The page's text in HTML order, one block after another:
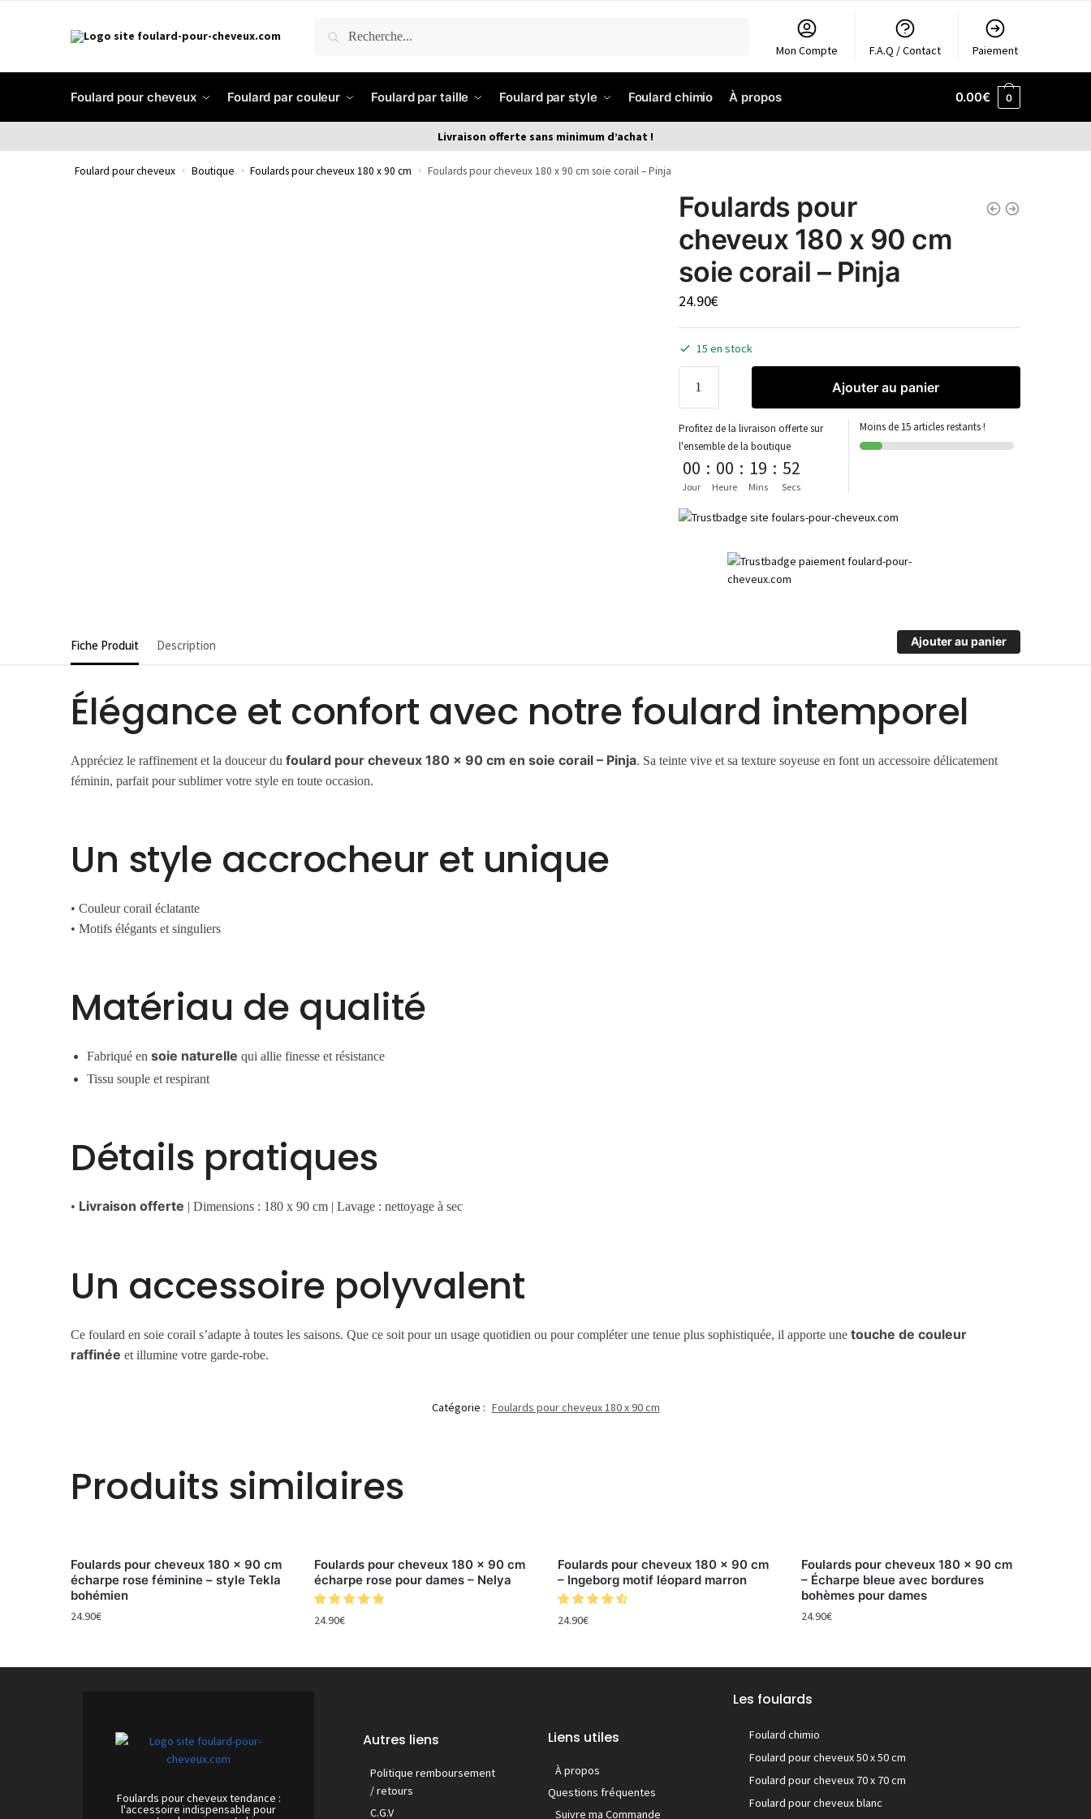
RECHERCHE
Mon Compte F.A.Q / Contact Paiement
Foulard pour cheveux Foulard par couleur Foulard par taille Foulard par style Foulard chimio À propos 0.00€ 0
Livraison offerte sans minimum d’achat !
Foulard pour cheveux » Boutique » Foulards pour cheveux 180 x 90 cm » Foulards pour cheveux 180 x 90 cm soie corail – Pinja
Foulards pour
cheveux 180 x 90 cm
soie corail – Pinja
24.90€
15 en stock
Ajouter au panier
Profitez de la livraison offerte sur
l'ensemble de la boutique
00
Jour
: 00
Heure
: 19
Mins
: 52
Secs
Moins de 15 articles restants !
Fiche Produit Description Ajouter au panier
Élégance et confort avec notre foulard intemporel
Appréciez le raffinement et la douceur dufoulard pour cheveux 180 x 90 cm en soie corail – Pinja. Sa teinte vive et sa texture soyeuse en font un accessoire délicatement
féminin, parfait pour sublimer votre style en toute occasion.
Un style accrocheur et unique
• Couleur corail éclatante
• Motifs élégants et singuliers
Matériau de qualité
Fabriqué ensoie naturelle qui allie finesse et résistance
Tissu souple et respirant
Détails pratiques
• Livraison offerte | Dimensions : 180 x 90 cm | Lavage : nettoyage à sec
Un accessoire polyvalent
Ce foulard en soie corail s’adapte à toutes les saisons. Que ce soit pour un usage quotidien ou pour compléter une tenue plus sophistiquée, il apporte unetouche de couleur
raffinée et illumine votre garde-robe.
Catégorie : Foulards pour cheveux 180 x 90 cm
Produits similaires
Foulards pour cheveux 180 x 90 cm
écharpe rose féminine – style Tekla
bohémien
24.90€
Foulards pour cheveux 180 x 90 cm
écharpe rose pour dames – Nelya
24.90€
Foulards pour cheveux 180 x 90 cm
– Ingeborg motif léopard marron
24.90€
Foulards pour cheveux 180 x 90 cm
– Écharpe bleue avec bordures
bohèmes pour dames
24.90€
Foulards pour cheveux tendance :
l'accessoire indispensable pour
Autres liens
Politique remboursement
/ retours
C.G.V
Liens utiles
À propos
Questions fréquentes
Suivre ma Commande
Les foulards
Foulard chimio
Foulard pour cheveux 50 x 50 cm
Foulard pour cheveux 70 x 70 cm
Foulard pour cheveux blanc